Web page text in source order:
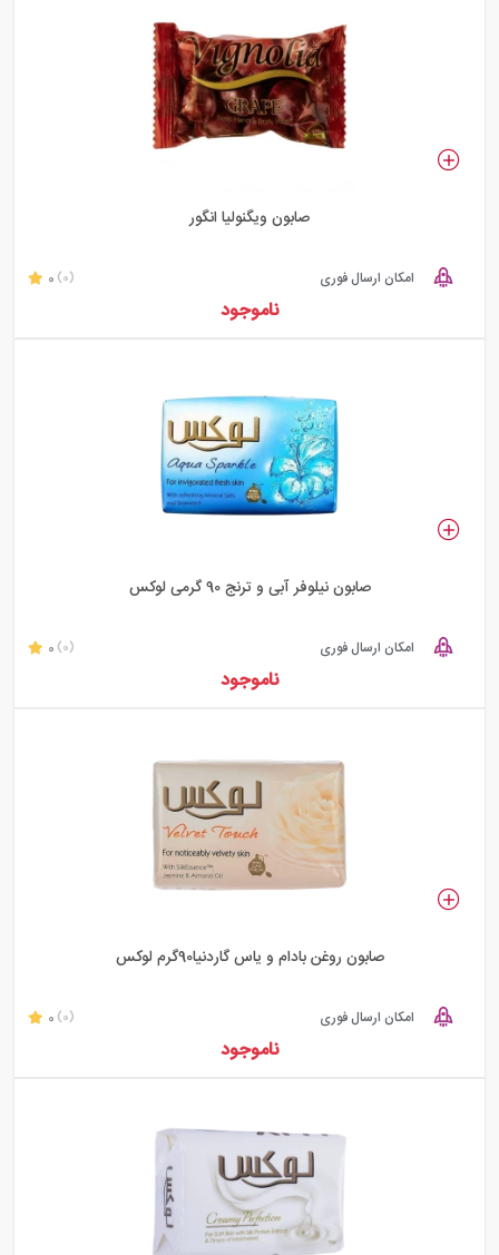
صابون ویگنولیا انگور
امکان ارسال فوری 0 (0)
ناموجود
صابون نیلوفر آبی و ترنج 90 گرمی لوکس
امکان ارسال فوری 0 (0)
ناموجود
صابون روغن بادام و یاس گاردنیا90گرم لوکس
امکان ارسال فوری 0 (0)
ناموجود